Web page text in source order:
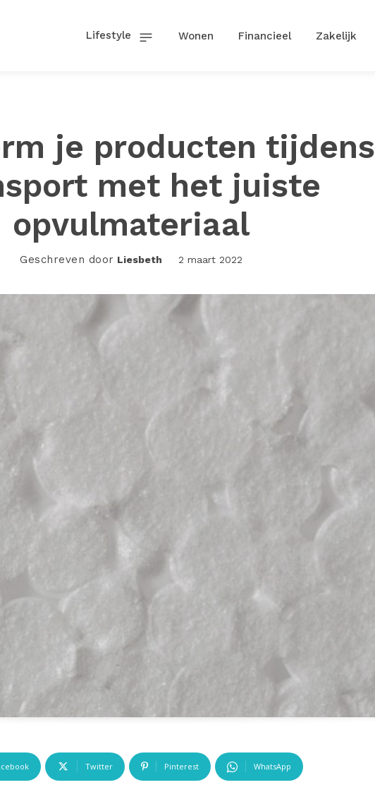
Lifestyle Wonen Financieel Zakelijk
je producten tijdens
met het juiste
opvulmateriaal
Geschreven door Liesbeth 2 maart 2022
Twitter Pinterest WhatsApp